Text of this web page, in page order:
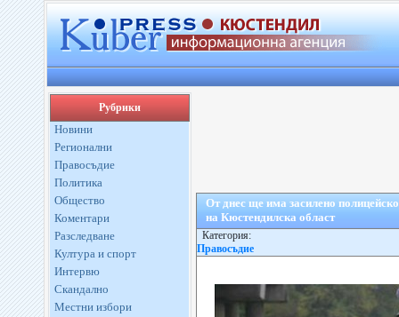
Рубрики
Новини
Регионални
Правосъдие
Политика
Общество
Коментари
Разследване
Култура и спорт
Интервю
Скандално
Местни избори
От днес ще има засилено
на Кюстендилска област
Категория:
Правосъдие